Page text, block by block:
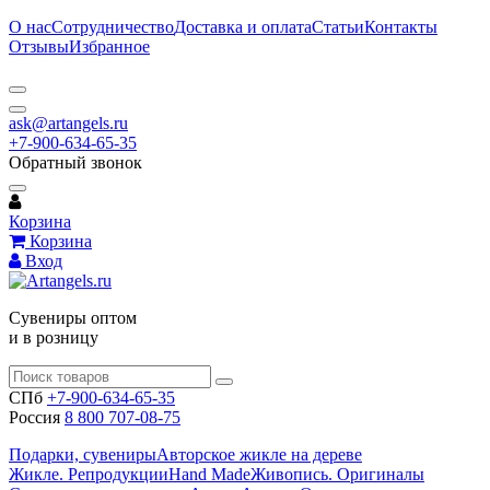
О насСотрудничествоДоставка и оплатаСтатьиКонтакты
ОтзывыИзбранное
ask@artangels.ru
+7-900-634-65-35
Обратный звонок
Корзина
Корзина
Вход
Сувениры оптом
и в розницу
СПб +7-900-634-65-35
Россия 8 800 707-08-75
Подарки, сувенирыАвторское жикле на дереве
Жикле. РепродукцииHand MadeЖивопись. Оригиналы